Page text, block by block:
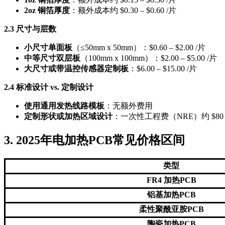
2oz 铜箔厚度 ：额外成本约 $0.30 – $0.60 /片
2.3 尺寸与层数
小尺寸单面板 （≤50mm x 50mm）：$0.60 – $2.00 /片
中等尺寸双层板 （100mm x 100mm）：$2.00 – $5.00 /片
大尺寸或带温控传感器定制板 ：$6.00 – $15.00 /片
2.4 标准设计 vs. 定制设计
使用通用发热线路模板 ：无额外费用
定制形状或加热区域设计：一次性工程费（NRE）约 $80
3. 2025年电加热PCB常见价格区间
类型
FR4 加热PCB
铝基加热PCB
柔性聚酰亚胺PCB